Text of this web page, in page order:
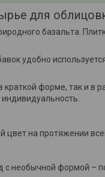
для
базальта.
удобно
форме, так и в
на протяжении
необычной формой –